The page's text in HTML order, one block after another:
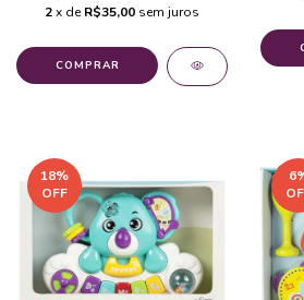
2x deR$35,00 sem juros
COMPRAR
18%
OFF
6